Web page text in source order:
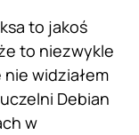
to jakoś
to niezwykle
widziałem
Debian
w